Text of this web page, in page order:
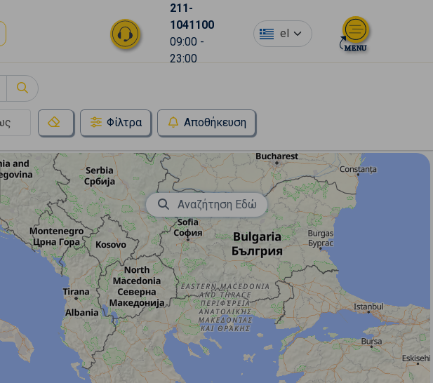
211-
1041100
09:00 -
23:00
el
Φίλτρα Αποθήκευση
Αναζήτηση Εδώ